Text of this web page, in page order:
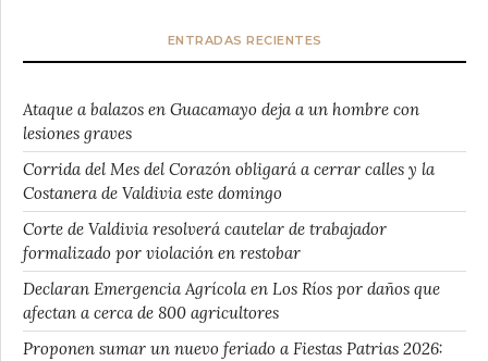
ENTRADAS RECIENTES
Ataque a balazos en Guacamayo deja a un hombre con
lesiones graves
Corrida del Mes del Corazón obligará a cerrar calles y la
Costanera de Valdivia este domingo
Corte de Valdivia resolverá cautelar de trabajador
formalizado por violación en restobar
Declaran Emergencia Agrícola en Los Ríos por daños que
afectan a cerca de 800 agricultores
Proponen sumar un nuevo feriado a Fiestas Patrias 2026: